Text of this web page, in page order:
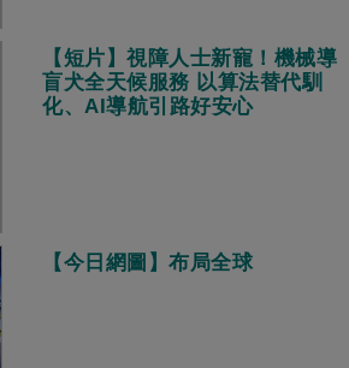
【短片】視障人士新寵！機械導
盲犬全天候服務 以算法替代馴
化、AI導航引路好安心
【今日網圖】布局全球